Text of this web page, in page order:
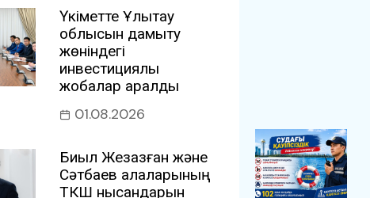
Үкіметте Ұлытау
облысын дамыту
жөніндегі
инвестициялық
жобалар қаралды
01.08.2026
Биыл Жезқазған және
Сәтбаев қалаларының
ТКШ нысандарын